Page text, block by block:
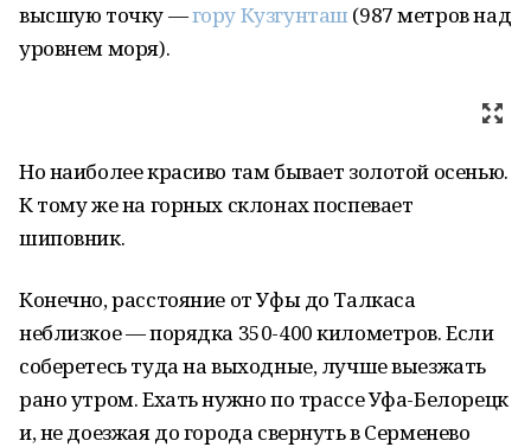
высшую точку —гору Кузгунташ (987 метров над
уровнем моря).
Но наиболее красиво там бывает золотой осенью.
К тому же на горных склонах поспевает
шиповник.
Конечно, расстояние от Уфы до Талкаса
неблизкое — порядка 350-400 километров. Если
соберетесь туда на выходные, лучше выезжать
рано утром. Ехать нужно по трассе Уфа-Белорецк
и, не доезжая до города свернуть в Серменево